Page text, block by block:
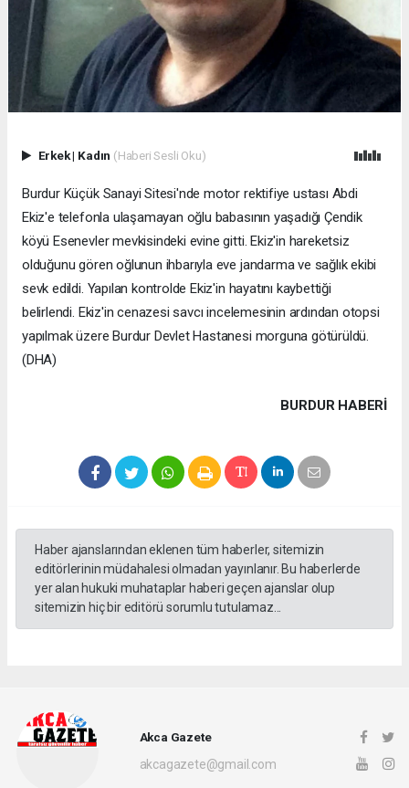
Erkek| Kadın (Haberi Sesli Oku)
Burdur Küçük Sanayi Sitesi'nde motor rektifiye ustası Abdi
Ekiz'e telefonla ulaşamayan oğlu babasının yaşadığı Çendik
köyü Esenevler mevkisindeki evine gitti. Ekiz'in hareketsiz
olduğunu gören oğlunun ihbarıyla eve jandarma ve sağlık ekibi
sevk edildi. Yapılan kontrolde Ekiz'in hayatını kaybettiği
belirlendi. Ekiz'in cenazesi savcı incelemesinin ardından otopsi
yapılmak üzere Burdur Devlet Hastanesi morguna götürüldü.
(DHA)
BURDUR HABERİ
Haber ajanslarından eklenen tüm haberler, sitemizin
editörlerinin müdahalesi olmadan yayınlanır. Bu haberlerde
yer alan hukuki muhataplar haberi geçen ajanslar olup
sitemizin hiç bir editörü sorumlu tutulamaz...
Akca Gazete
akcagazete@gmail.com